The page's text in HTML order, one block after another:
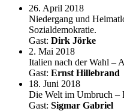
26. April 2018
Niedergang und
Sozialdemokratie.
Gast: Dirk Jörke
2. Mai 2018
Italien nach der Wahl –
Gast: Ernst Hillebrand
18. Juni 2018
Die Welt im Umbruch –
Gast: Sigmar Gabriel